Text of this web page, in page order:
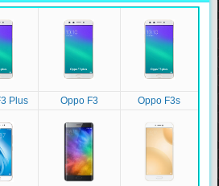
Plus Oppo F3 Oppo F3s